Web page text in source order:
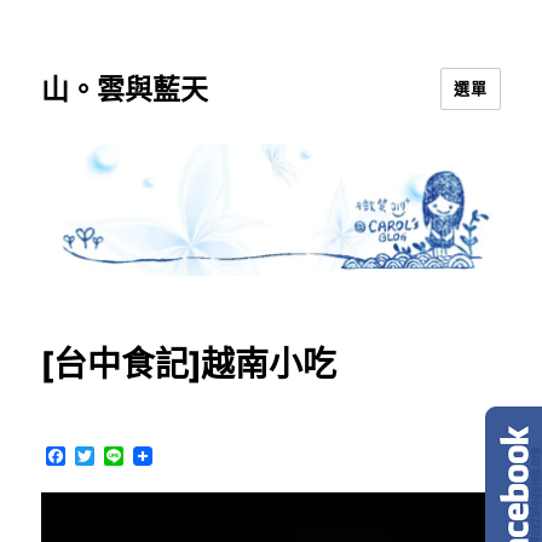
山。雲與藍天 選單
[台中食記]越南小吃
F
c
T
i
L
n